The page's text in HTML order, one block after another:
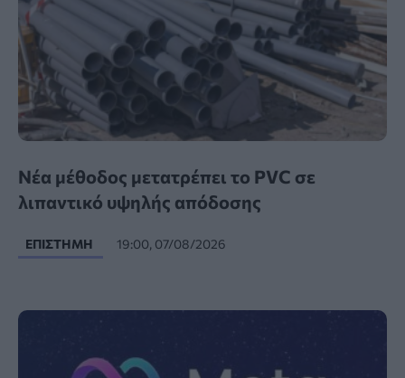
Νέα μέθοδος μετατρέπει το PVC σε
λιπαντικό υψηλής απόδοσης
ΕΠΙΣΤΉΜΗ 19:00, 07/08/2026